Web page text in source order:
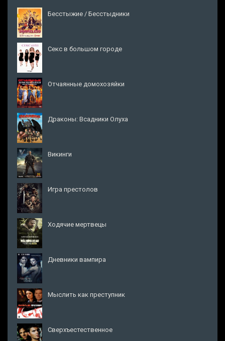
Бесстыжие / Бесстыдники
Секс в большом городе
Отчаянные домохозяйки
Драконы: Всадники Олуха
Викинги
Игра престолов
Ходячие мертвецы
Дневники вампира
Мыслить как преступник
Сверхъестественное